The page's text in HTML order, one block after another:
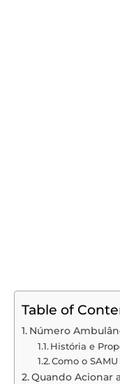
Table of
Número
História e
Como o
Quando Acionar